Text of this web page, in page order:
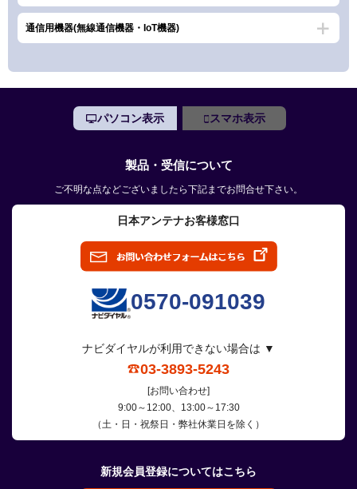
通信用機器(無線通信機器・IoT機器)
パソコン表示 スマホ表示
製品・受信について
ご不明な点などございましたら下記までお問合せ下さい。
日本アンテナお客様窓口
0570-091039
ナビダイヤルが利用できない場合は ▼
03-3893-5243
[お問い合わせ]
9:00～12:00、13:00～17:30
（土・日・祝祭日・弊社休業日を除く）
新規会員登録についてはこちら